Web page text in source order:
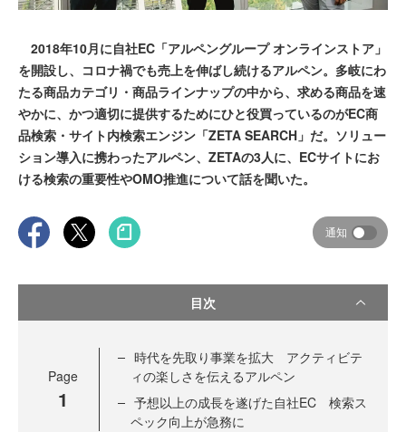
2018年10月に自社EC「アルペングループ オンラインストア」
を開設し、コロナ禍でも売上を伸ばし続けるアルペン。多岐にわ
たる商品カテゴリ・商品ラインナップの中から、求める商品を速
やかに、かつ適切に提供するためにひと役買っているのがEC商
品検索・サイト内検索エンジン「ZETA SEARCH」だ。ソリュー
ション導入に携わったアルペン、ZETAの3人に、ECサイトにお
ける検索の重要性やOMO推進について話を聞いた。
通知
目次
Page
1
時代を先取り事業を拡大 アクティビテ
ィの楽しさを伝えるアルペン
予想以上の成長を遂げた自社EC 検索ス
ペック向上が急務に